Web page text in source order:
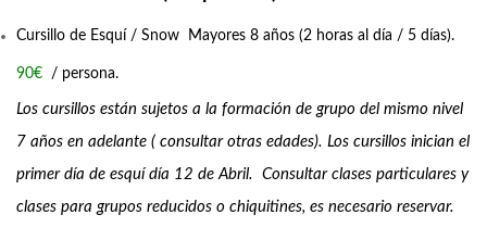
Cursillo de Esquí / Snow Mayores 8 años (2 horas al día / 5 días).
90€ / persona.
Los cursillos están sujetos a la formación de grupo del mismo nivel
7 años en adelante ( consultar otras edades). Los cursillos inician el
primer día de esquí día 12 de Abril. Consultar clases particulares y
clases para grupos reducidos o chiquitines, es necesario reservar.